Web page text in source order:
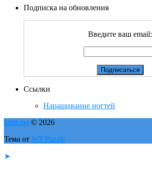
Подписка на обновления
Введите ваш email:
Ссылки
Наращивание ногтей
knitt.net © 2026
Тема от WP Puzzle
➤